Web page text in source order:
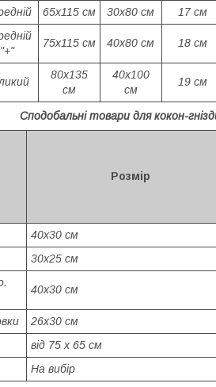
65х115 см 30х80 см 17 см
"+"
75х115 см 40х80 см 18 см
80х135
см
40х100
см
19 см
Сподобальні товари для кокон-
Розмір
40х30 см
30х25 см
40х30 см
26х30 см
від 75 х 65 см
На вибір